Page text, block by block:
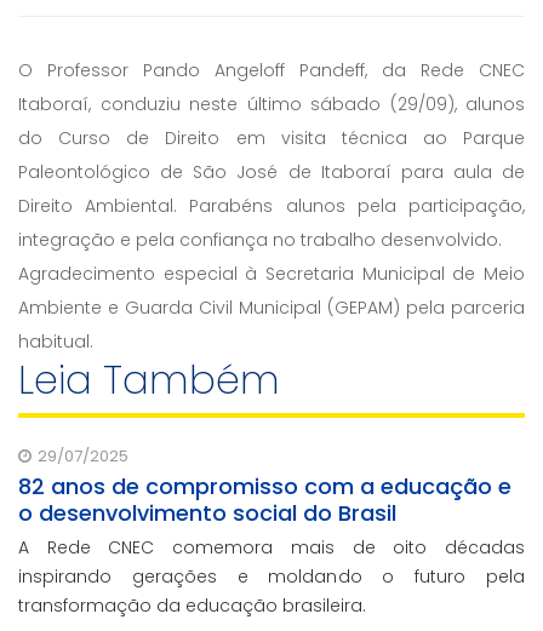
O Professor Pando Angeloff Pandeff, da Rede CNEC
Itaboraí, conduziu neste último sábado (29/09), alunos
do Curso de Direito em visita técnica ao Parque
Paleontológico de São José de Itaboraí para aula de
Direito Ambiental. Parabéns alunos pela participação,
integração e pela confiança no trabalho desenvolvido.
Agradecimento especial à Secretaria Municipal de Meio
Ambiente e Guarda Civil Municipal (GEPAM) pela parceria
habitual.
Leia Também
29/07/2025
82 anos de compromisso com a educação e
o desenvolvimento social do Brasil
A Rede CNEC comemora mais de oito décadas
inspirando gerações e moldando o futuro pela
transformação da educação brasileira.